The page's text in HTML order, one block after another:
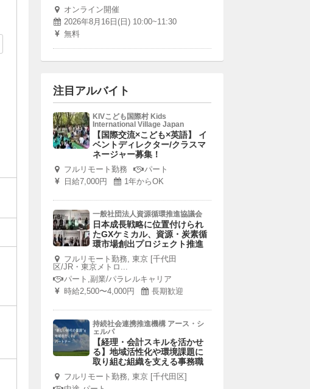
オンライン開催
2026年8月16日(日) 10:00~11:30
無料
注目アルバイト
KIVこども国際村 Kids
International Village Japan
【国際交流×こども×英語】 イ
ベントディレクター/クラスマ
ネージャー募集！
フルリモート勤務
パート
日給7,000円
1年からOK
一般社団法人資源循環推進協議会
日本成長戦略に位置付けられ
たGXケミカル、資源・炭素循
環市場創出プロジェクト推進
フルリモート勤務, 東京 [千代田
区/JR・東京メトロ...
パート,副業/パラレルキャリア
時給2,500〜4,000円
長期歓迎
持続社会連携推進機構 アース・シ
ェルパ
【経理・会計スキルを活かせ
る】地域活性化や環境課題に
取り組む組織を支える事務職
フルリモート勤務, 東京 [千代田区]